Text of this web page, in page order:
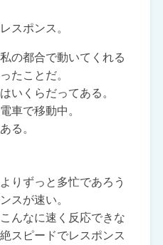
スポンス。
の都合で動いてくれる
たことだ。
いくらだってある。
車で移動中。
る。
りずっと多忙であろう
スが速い。
んなに速く反応できな
スピードでレスポンス